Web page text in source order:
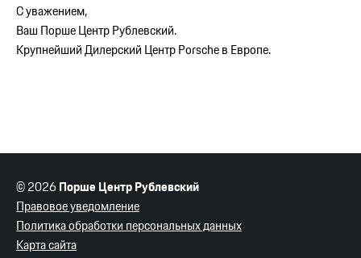
С уважением,
Ваш Порше Центр Рублевский.
Крупнейший Дилерский Центр Porsche в Европе.
© 2026Порше Центр Рублевский
Правовое уведомление
Политика обработки персональных данных
Карта сайта